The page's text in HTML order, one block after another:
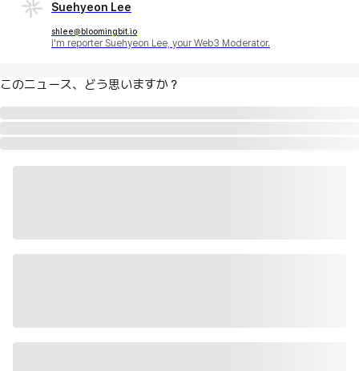
Suehyeon Lee
shlee@bloomingbit.io
I'm reporter Suehyeon Lee, your Web3 Moderator.
このニュース、どう思いますか？